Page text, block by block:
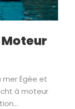
Égée et
à moteur